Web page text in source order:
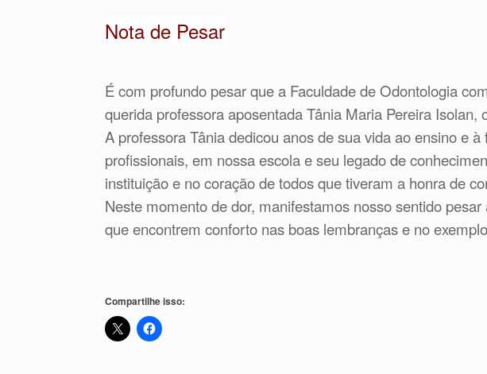
Nota de Pesar
É com profundo pesar que a Faculdade de Odontologia
querida professora aposentada Tânia Maria Pereira Isolan,
A professora Tânia dedicou anos de sua vida ao ensino e
profissionais, em nossa escola e seu legado de
instituição e no coração de todos que tiveram a honra de
Neste momento de dor, manifestamos nosso sentido
que encontrem conforto nas boas lembranças e no
Compartilhe isso: